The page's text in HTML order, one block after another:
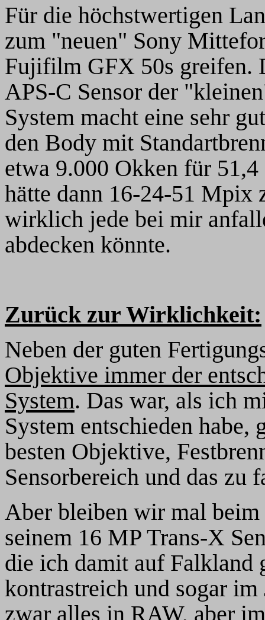
Für die höchstwertigen
zum "neuen" Sony
Fujifilm GFX 50s greifen.
APS-C Sensor der
System macht eine sehr
den Body mit
etwa 9.000 Okken für
hätte dann 16-24-51 Mpix
wirklich jede bei mir
abdecken könnte.
Zurück zur Wirklichkeit:
Neben der guten
Objektive immer der
System. Das war, als ich
System entschieden habe,
besten Objektive,
Sensorbereich und das zu
Aber bleiben wir mal
seinem 16 MP Trans-X
die ich damit auf Falkland
kontrastreich und sogar
zwar alles in RAW, aber